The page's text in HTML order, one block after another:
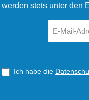
werden stets unter den
Mail-
Ich habe die